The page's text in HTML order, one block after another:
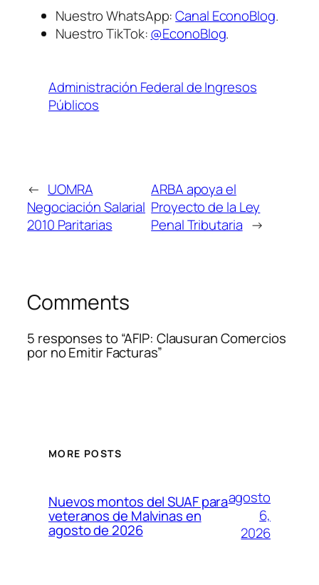
Nuestro WhatsApp:Canal EconoBlog.
Nuestro TikTok:@EconoBlog.
Administración Federal de Ingresos
Públicos
← UOMRA
Negociación Salarial
2010 Paritarias
ARBA apoya el
Proyecto de la Ley
Penal Tributaria →
Comments
5 responses to “AFIP: Clausuran Comercios
por no Emitir Facturas”
MORE POSTS
Nuevos montos del SUAF para
veteranos de Malvinas en
agosto de 2026
agosto
6,
2026